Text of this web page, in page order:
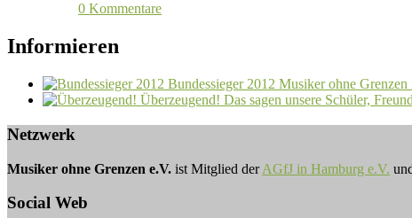
0 Kommentare
Informieren
Bundessieger 2012 Musiker ohne Grenzen
Überzeugend! Das sagen unsere Schüler,
Netzwerk
Musiker ohne Grenzen e.V. ist Mitglied derAGfJ in Hamburg e.V.
Social Web